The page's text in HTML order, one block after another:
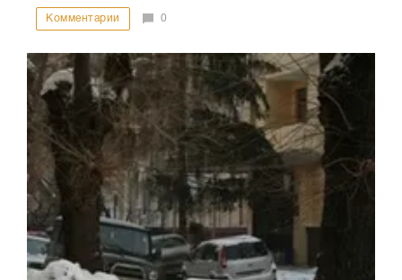
Комментарии 0